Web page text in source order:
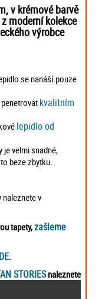
v krémové barvě
moderní kolekce
výrobce
se nanáší pouze
kvalitním
lepidlo od
je velmi snadné,
beze zbytku.
v
tapety,zašleme
.
STORIESnaleznete